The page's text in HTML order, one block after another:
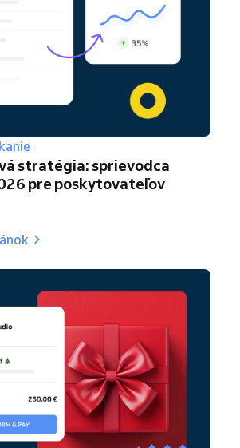
stratégia: sprievodca
pre poskytovateľov